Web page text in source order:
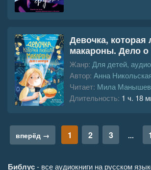
Девочка,
макароны. Дело
Жанр: Для детей,
Автор: Анна
Читает: Мила
Длительность: 1 ч. 18
вперёд → 1 2 3 ...
Библус- все аудиокниги на русском